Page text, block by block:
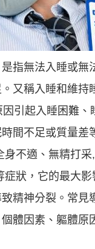
指無法入睡或無
又稱入睡和維持
引起入睡困難、
間不足或質量差
身不適、無精打
症狀，它的最大影
精神分裂。常見
體因素、軀體原